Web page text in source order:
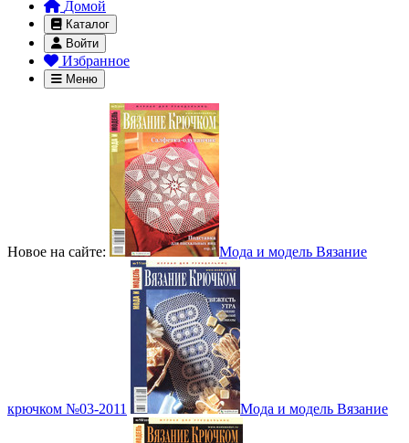
Домой
Каталог
Войти
Избранное
Меню
Новое на сайте: Мода и модель Вязание
крючком №03-2011 Мода и модель Вязание